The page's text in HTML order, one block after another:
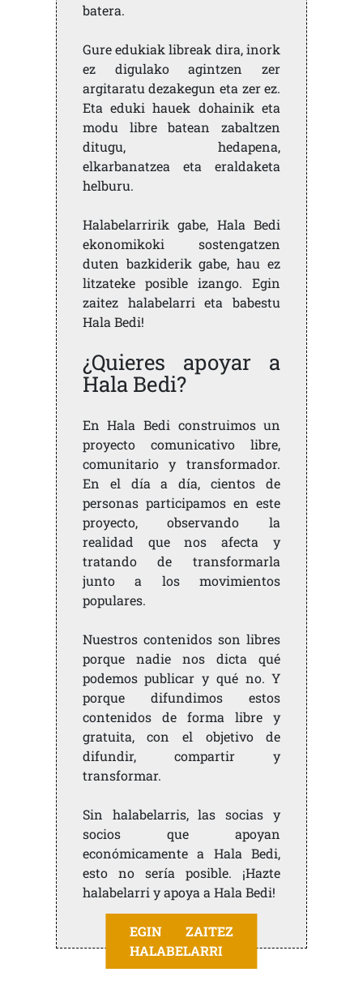
batera.
Gure edukiak libreak dira, inork
ez digulako agintzen zer
argitaratu dezakegun eta zer ez.
Eta eduki hauek dohainik eta
modu libre batean zabaltzen
ditugu, hedapena,
elkarbanatzea eta eraldaketa
helburu.
Halabelarririk gabe, Hala Bedi
ekonomikoki sostengatzen
duten bazkiderik gabe, hau ez
litzateke posible izango. Egin
zaitez halabelarri eta babestu
Hala Bedi!
¿Quieres apoyar a
Hala Bedi?
En Hala Bedi construimos un
proyecto comunicativo libre,
comunitario y transformador.
En el día a día, cientos de
personas participamos en este
proyecto, observando la
realidad que nos afecta y
tratando de transformarla
junto a los movimientos
populares.
Nuestros contenidos son libres
porque nadie nos dicta qué
podemos publicar y qué no. Y
porque difundimos estos
contenidos de forma libre y
gratuita, con el objetivo de
difundir, compartir y
transformar.
Sin halabelarris, las socias y
socios que apoyan
económicamente a Hala Bedi,
esto no sería posible. ¡Hazte
halabelarri y apoya a Hala Bedi!
EGIN ZAITEZ
HALABELARRI